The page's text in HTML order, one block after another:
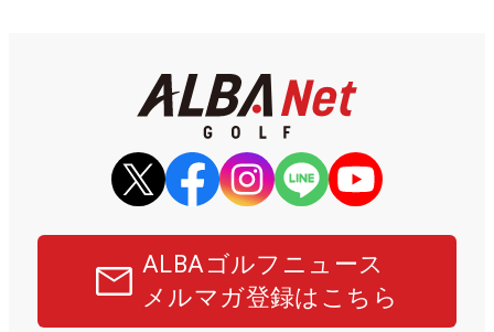
ALBAゴルフニュース
メルマガ登録はこちら